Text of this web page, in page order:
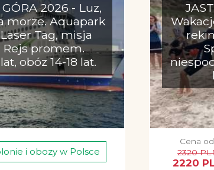
2026 - Luz,
morze. Aquapark
Tag, misja
Rejs promem.
obóz 14-18 lat.
i obozy w Polsce
Cena
2320
2220